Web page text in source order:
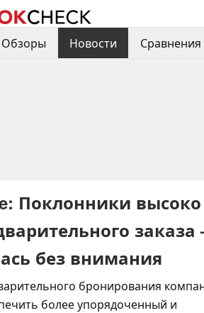
Обзоры Новости
Поклонники
без внимания
бронирования
более упорядоченный и